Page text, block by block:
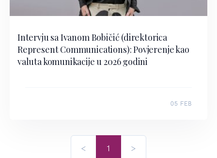
Intervju sa Ivanom Bobičić (direktorica
Represent Communications): Povjerenje kao
valuta komunikacije u 2026 godini
05 FEB
< 1 >